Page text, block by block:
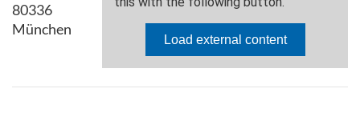
80336
München